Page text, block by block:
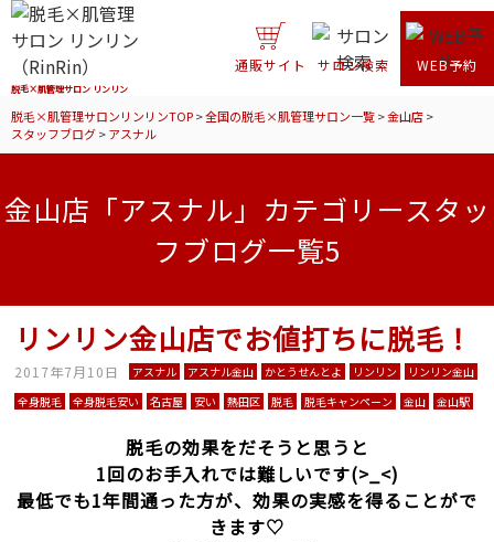
脱毛×肌管理サロン リンリン
通販サイト サロン検索 WEB予約
脱毛×肌管理サロンリンリンTOP>全国の脱毛×肌管理サロン一覧>金山店>
スタッフブログ>アスナル
金山店「アスナル」カテゴリースタッ
フブログ一覧5
リンリン金山店でお値打ちに脱毛！
2017年7月10日 アスナル アスナル金山 かとうせんとよ リンリン
リンリン金山
全身脱毛
全身脱毛安い 名古屋 安い 熱田区 脱毛 脱毛キャンペーン 金山 金山駅
脱毛の効果をだそうと思うと
1回のお手入れでは難しいです(>_<)
最低でも1年間通った方が、効果の実感を得ることがで
きます♡